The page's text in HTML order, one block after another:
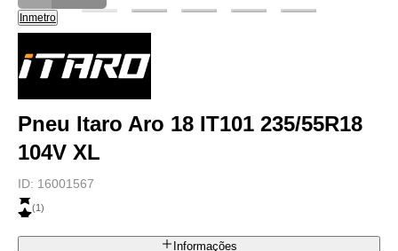
Inmetro
Pneu Itaro Aro 18 IT101 235/55R18
104V XL
ID: 16001567
(1)
Informações